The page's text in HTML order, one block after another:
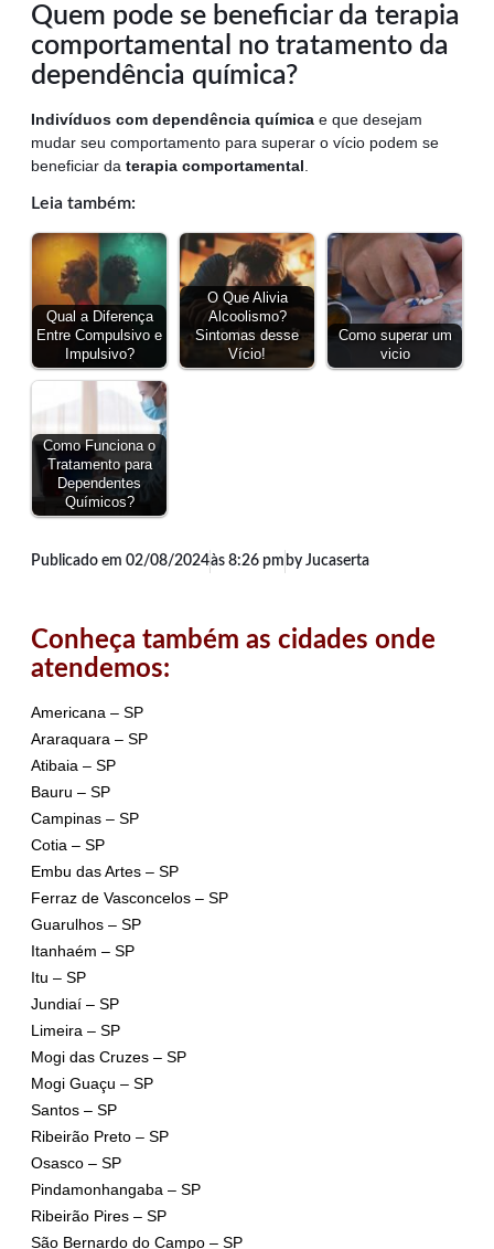
Quem pode se beneficiar da terapia
comportamental no tratamento da
dependência química?
Indivíduos com dependência química e que desejam
mudar seu comportamento para superar o vício podem se
beneficiar da terapia comportamental
Leia também:
Qual a Diferença
Entre Compulsivo e
Impulsivo?
O Que Alivia
Alcoolismo?
Sintomas desse
Vício!
Como superar um
vicio
Como Funciona o
Tratamento para
Dependentes
Químicos?
Publicado em 02/08/2024às 8:26 pm by Jucaserta
Conheça também as cidades onde
atendemos:
Americana – SP
Araraquara – SP
Atibaia – SP
Bauru – SP
Campinas – SP
Cotia – SP
Embu das Artes – SP
Ferraz de Vasconcelos – SP
Guarulhos – SP
Itanhaém – SP
Itu – SP
Jundiaí – SP
Limeira – SP
Mogi das Cruzes – SP
Mogi Guaçu – SP
Santos – SP
Ribeirão Preto – SP
Osasco – SP
Pindamonhangaba – SP
Ribeirão Pires – SP
São Bernardo do Campo – SP